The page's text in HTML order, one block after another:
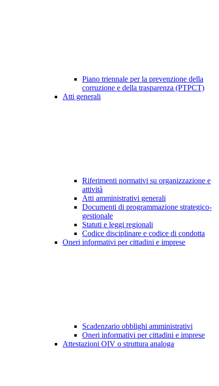
Piano triennale per la prevenzione della
corruzione e della trasparenza (PTPCT)
Atti generali
Riferimenti normativi su organizzazione e
attività
Atti amministrativi generali
Documenti di programmazione strategico-
gestionale
Statuti e leggi regionali
Codice disciplinare e codice di condotta
Oneri informativi per cittadini e imprese
Scadenzario obblighi amministrativi
Oneri informativi per cittadini e imprese
Attestazioni OIV o struttura analoga